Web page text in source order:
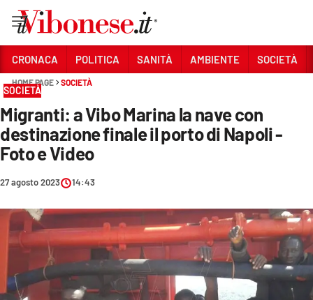
Sezioni
CRONACA
POLITICA
SOCIETÀ
CULTURA
ECONOMIA E LAVORO
CRONACA POLITICA SANITÀ AMBIENTE SOCIETÀ
HOME PAGE SOCIETÀ
SOCIETÀ
Migranti: a Vibo Marina la nave con
destinazione finale il porto di Napoli -
Foto e Video
27 agosto 2023 14:43